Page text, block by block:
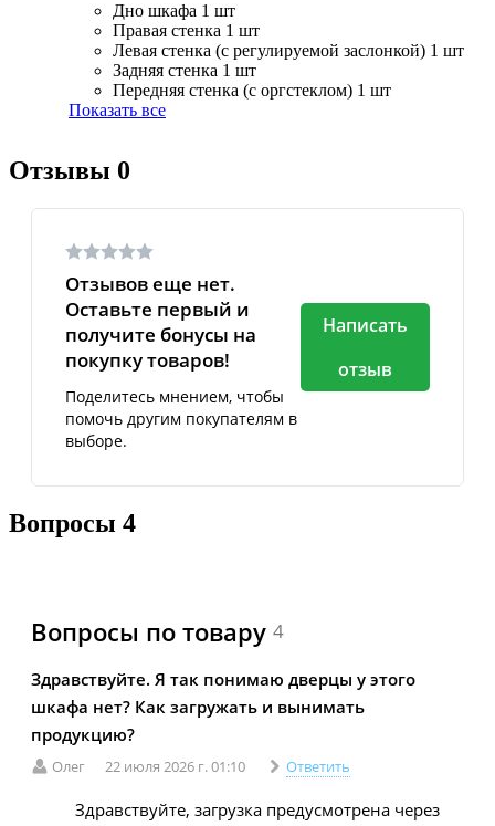
Дно шкафа 1 шт
Правая стенка 1 шт
Левая стенка (с регулируемой заслонкой) 1 шт
Задняя стенка 1 шт
Передняя стенка (с оргстеклом) 1 шт
Показать все
Отзывы 0
Отзывов еще нет.
Оставьте первый и
получите бонусы на
покупку товаров!
Поделитесь мнением, чтобы
помочь другим покупателям в
выборе.
Написать
отзыв
Вопросы 4
Вопросы по товару 4
Здравствуйте. Я так понимаю дверцы у этого
шкафа нет? Как загружать и вынимать
продукцию?
Олег 22 июля 2026 г. 01:10 Ответить
Здравствуйте, загрузка предусмотрена через